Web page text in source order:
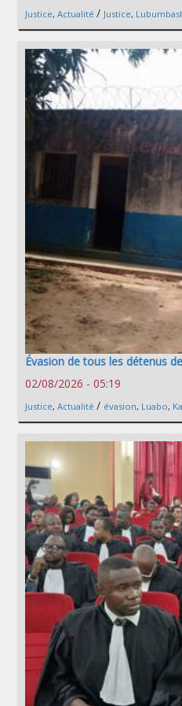
Justice, Actualité / Justice,
Évasion de tous les détenus
02/08/2026 - 05:19
Justice, Actualité / évasion, Luabo,